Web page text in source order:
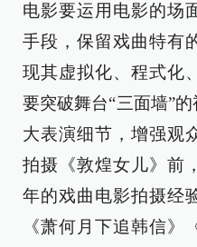
电影要运用电影的场
手段，保留戏曲特有
现其虚拟化、程式化
要突破舞台“三面墙”
大表演细节，增强观
拍摄《敦煌女儿》前
年的戏曲电影拍摄经
《萧何月下追韩信》